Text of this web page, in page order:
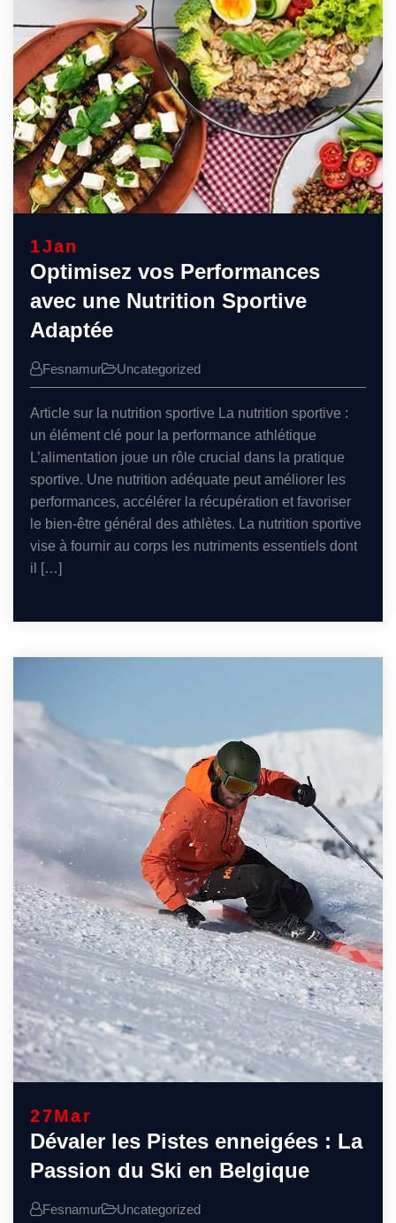
1Jan
Optimisez vos Performances
avec une Nutrition Sportive
Adaptée
Fesnamur Uncategorized
Article sur la nutrition sportive La nutrition sportive :
un élément clé pour la performance athlétique
L’alimentation joue un rôle crucial dans la pratique
sportive. Une nutrition adéquate peut améliorer les
performances, accélérer la récupération et favoriser
le bien-être général des athlètes. La nutrition sportive
vise à fournir au corps les nutriments essentiels dont
il […]
27Mar
Dévaler les Pistes enneigées : La
Passion du Ski en Belgique
Fesnamur Uncategorized